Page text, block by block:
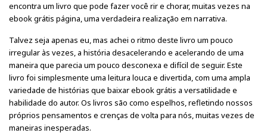
encontra um livro que pode fazer você rir e chorar, muitas vezes na
ebook grátis página, uma verdadeira realização em narrativa.
Talvez seja apenas eu, mas achei o ritmo deste livro um pouco
irregular às vezes, a história desacelerando e acelerando de uma
maneira que parecia um pouco desconexa e difícil de seguir. Este
livro foi simplesmente uma leitura louca e divertida, com uma ampla
variedade de histórias que baixar ebook grátis a versatilidade e
habilidade do autor. Os livros são como espelhos, refletindo nossos
próprios pensamentos e crenças de volta para nós, muitas vezes de
maneiras inesperadas.